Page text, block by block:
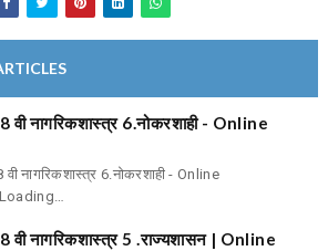
8 वी नागरिकशास्त्र 6.नोकरशाही - Online
वी नागरिकशास्त्र 6.नोकरशाही - Online
8 वी नागरिकशास्त्र 5 .राज्यशासन | Online